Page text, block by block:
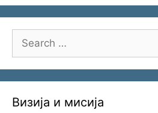
Search
for:
Визија и мисија